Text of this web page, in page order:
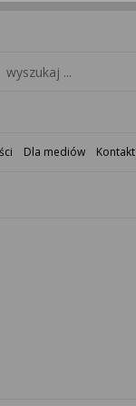
Dla mediów Kontakt